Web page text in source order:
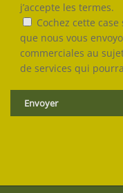
j’accepte les termes.
Cochez cette
que nous vous
commerciales au
de services qui